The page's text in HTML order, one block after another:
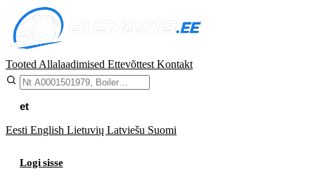
Tooted Allalaadimised Ettevõttest Kontakt
et
Eesti English Lietuvių Latviešu Suomi
Logi sisse